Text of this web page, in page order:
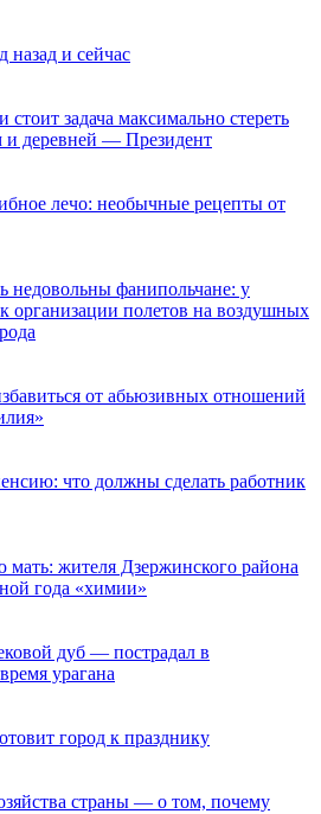
и сейчас
задача максимально стереть
и деревней — Президент
лечо: необычные рецепты от
недовольны фанипольчане: у
организации полетов на воздушных
от абьюзивных отношений
что должны сделать работник
мать: жителя Дзержинского района
года «химии»
дуб — пострадал в
урагана
город к празднику
страны — о том, почему